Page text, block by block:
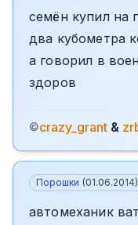
семён купил на
два кубометра
а говорил в
здоров
©crazy_grant &
Порошки (01.06.2014)
автомеханик